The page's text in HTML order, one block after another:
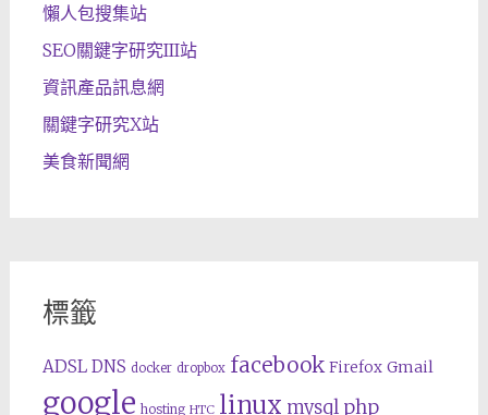
懶人包搜集站
SEO關鍵字研究III站
資訊產品訊息網
關鍵字研究X站
美食新聞網
標籤
ADSL DNS docker dropbox facebook Firefox Gmail
google hosting HTC linux mysql php